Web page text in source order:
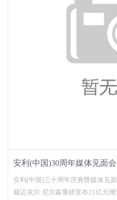
安利(中国)30周年媒体见面会
安利(中国)三十周年庆典暨媒体见
裁迈克尔·尼尔森重磅宣布21亿元